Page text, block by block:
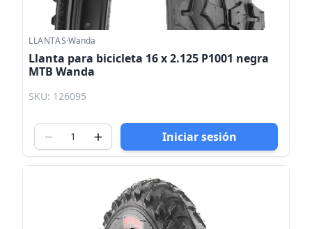
LLANTAS·Wanda
Llanta para bicicleta 16 x 2.125 P1001 negra
MTB Wanda
SKU: 126095
Iniciar sesión